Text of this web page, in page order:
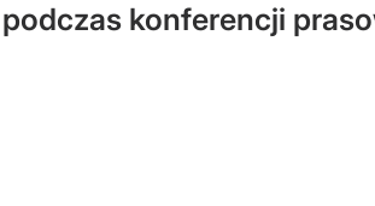
konferencji